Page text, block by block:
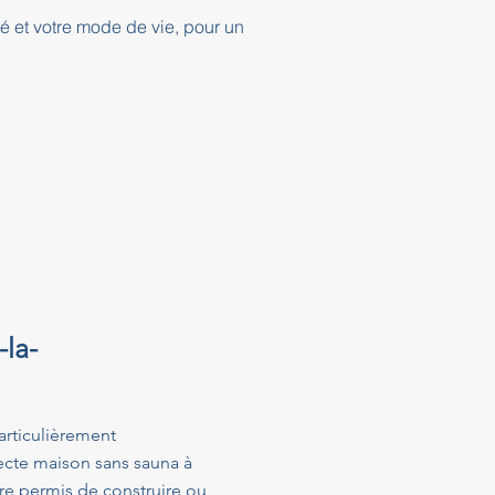
et votre mode de vie, pour un
la-
maison sans sauna à
permis de construire ou